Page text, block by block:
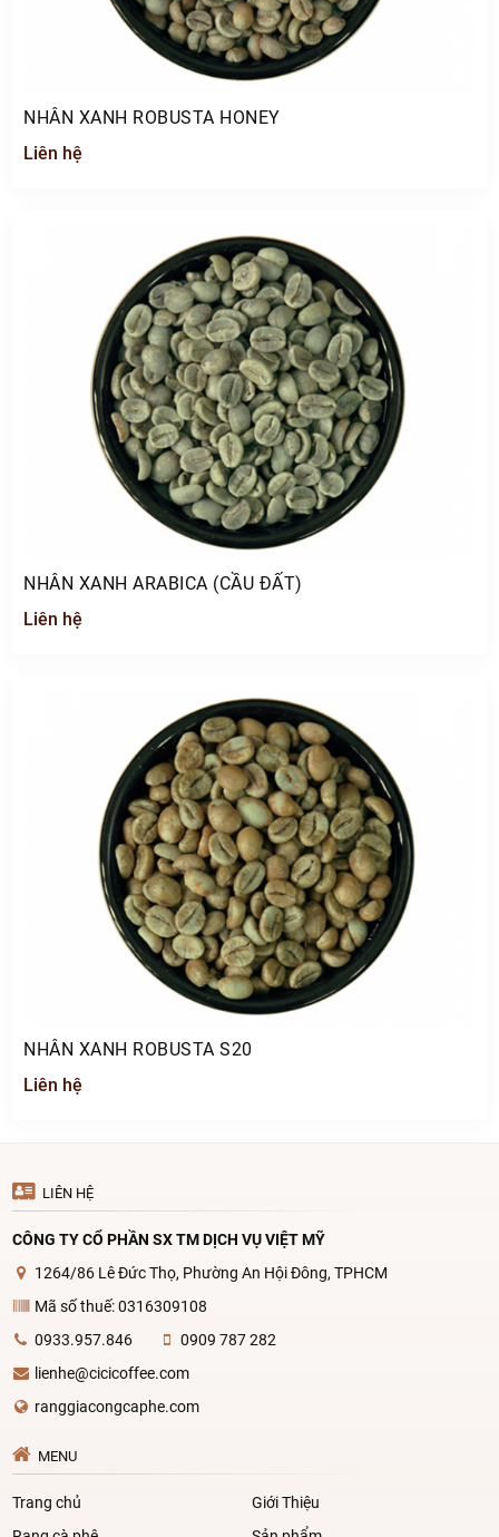
NHÂN XANH ROBUSTA HONEY
Liên hệ
NHÂN XANH ARABICA (CẦU ĐẤT)
Liên hệ
NHÂN XANH ROBUSTA S20
Liên hệ
LIÊN HỆ
CÔNG TY CỔ PHẦN SX TM DỊCH VỤ VIỆT MỸ
1264/86 Lê Đức Thọ, Phường An Hội Đông, TPHCM
Mã số thuế: 0316309108
0933.957.846
0909 787 282
lienhe@cicicoffee.com
ranggiacongcaphe.com
MENU
Trang chủ
Giới Thiệu